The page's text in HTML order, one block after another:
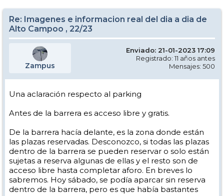
Re: Imagenes e informacion real del dia a dia de
Alto Campoo , 22/23
Zampus
Enviado: 21-01-2023 17:09
Registrado: 11 años antes
Mensajes: 500
Una aclaración respecto al parking
Antes de la barrera es acceso libre y gratis.
De la barrera hacía delante, es la zona donde están
las plazas reservadas. Desconozco, si todas las plazas
dentro de la barrera se pueden reservar o solo están
sujetas a reserva algunas de ellas y el resto son de
acceso libre hasta completar aforo. En breves lo
sabremos. Hoy sábado, se podía aparcar sin reserva
dentro de la barrera, pero es que había bastantes